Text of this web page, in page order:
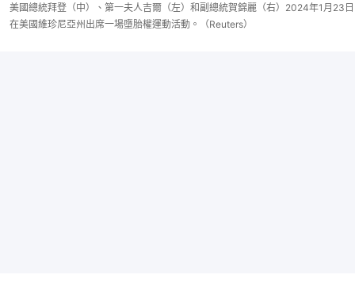
美國總統拜登（中）、第一夫人吉爾（左）和副總統賀錦麗（右）2024年1月23日
在美國維珍尼亞州出席一場墮胎權運動活動。（Reuters）